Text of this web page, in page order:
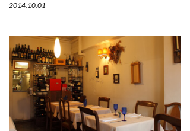
2014.10.01